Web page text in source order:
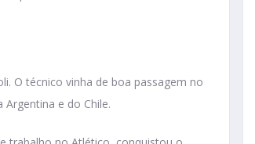
O técnico vinha de boa passagem no
e do Chile.